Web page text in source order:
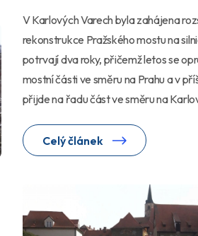
V Karlových Varech byla zahájena
rekonstrukce Pražského mostu na
potrvají dva roky, přičemž letos se
mostní části ve směru na Prahu a v
přijde na řadu část ve směru na
Celý článek